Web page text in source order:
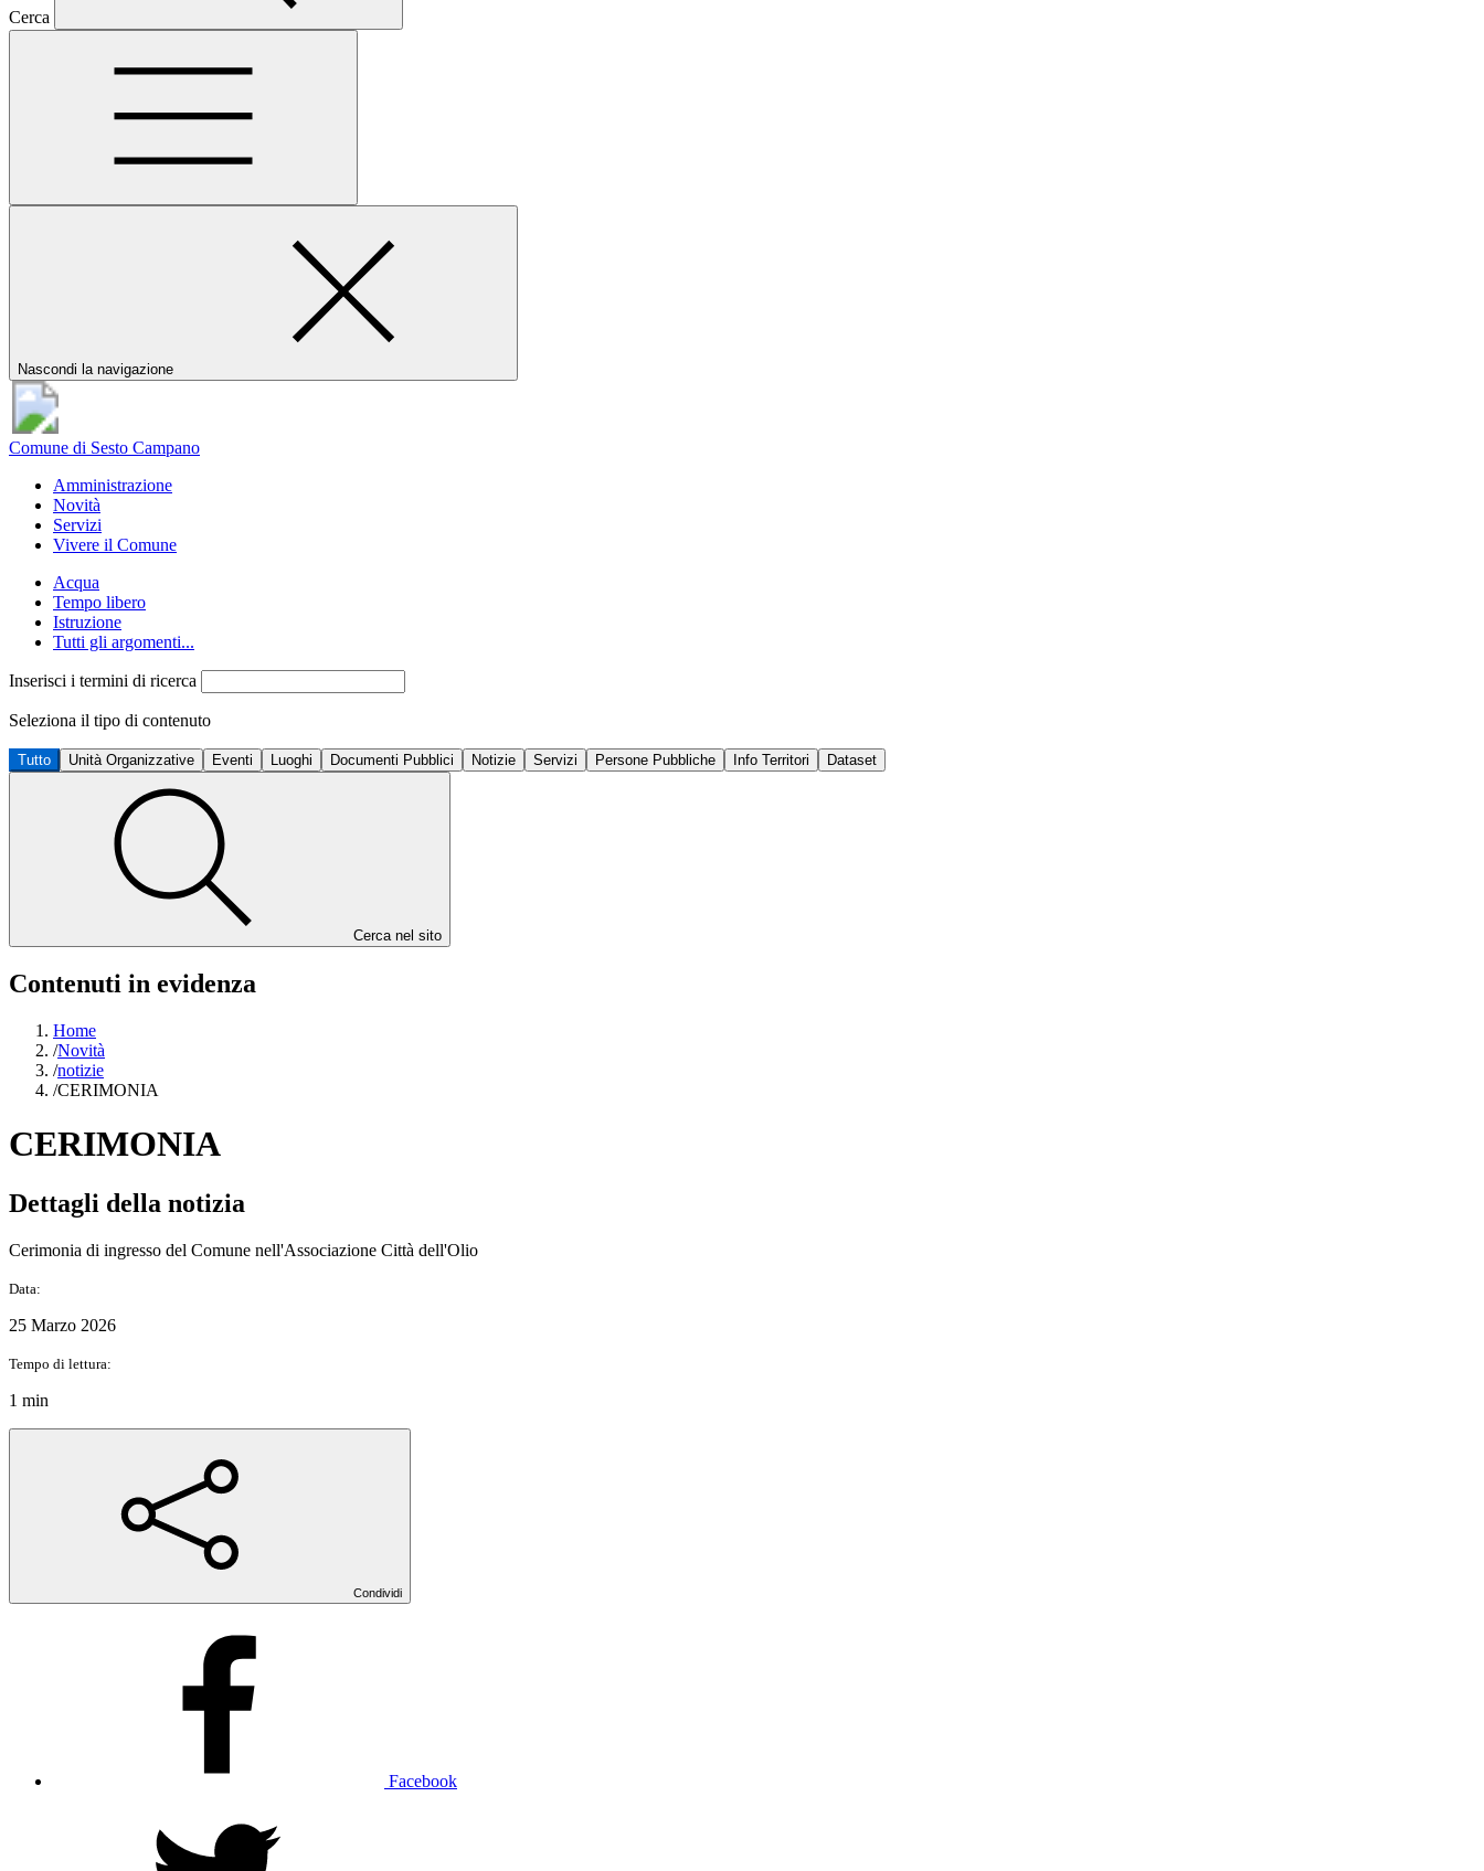
Cerca
Nascondi la navigazione
Comune di Sesto Campano
Amministrazione
Novità
Servizi
Vivere il Comune
Acqua
Tempo libero
Istruzione
Tutti gli argomenti...
Inserisci i termini di ricerca
Seleziona il tipo di contenuto
Tutto Unità Organizzative Eventi Luoghi Documenti Pubblici Notizie Servizi Persone Pubbliche Info Territori Dataset
Cerca nel sito
Contenuti in evidenza
Home
/Novità
/notizie
/CERIMONIA
CERIMONIA
Dettagli della notizia
Cerimonia di ingresso del Comune nell'Associazione Città dell'Olio
Data:
25 Marzo 2026
Tempo di lettura:
1 min
Condividi
Facebook